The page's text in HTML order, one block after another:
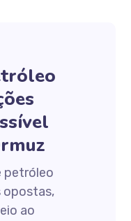
petróleo
opostas,
ao